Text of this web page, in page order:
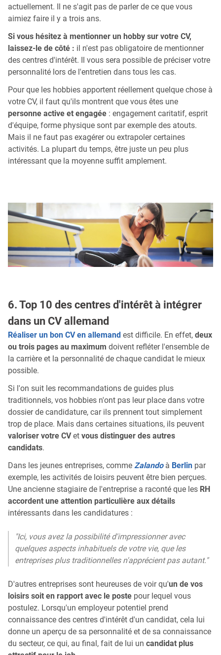
actuellement. Il ne s'agit pas de parler de ce que vous
aimiez faire il y a trois ans.
Si vous hésitez à mentionner un hobby sur votre CV,
laissez-le de côté : il n'est pas obligatoire de mentionner
des centres d'intérêt. Il vous sera possible de préciser votre
personnalité lors de l'entretien dans tous les cas.
Pour que les hobbies apportent réellement quelque chose à
votre CV, il faut qu'ils montrent que vous êtes une
personne active et engagée : engagement caritatif, esprit
d'équipe, forme physique sont par exemple des atouts.
Mais il ne faut pas exagérer ou extrapoler certaines
activités. La plupart du temps, être juste un peu plus
intéressant que la moyenne suffit amplement.
6. Top 10 des centres d'intérêt à intégrer
dans un CV allemand
Réaliser un bon CV en allemand est difficile. En effet, deux
ou trois pages au maximum doivent refléter l'ensemble de
la carrière et la personnalité de chaque candidat le mieux
possible.
Si l'on suit les recommandations de guides plus
traditionnels, vos hobbies n'ont pas leur place dans votre
dossier de candidature, car ils prennent tout simplement
trop de place. Mais dans certaines situations, ils peuvent
valoriser votre CVet vous distinguer des autres
candidats.
Dans les jeunes entreprises, comme Zalandoà Berlin par
exemple, les activités de loisirs peuvent être bien perçues.
Une ancienne stagiaire de l'entreprise a raconté que les RH
accordent une attention particulière aux détails
intéressants dans les candidatures :
"Ici, vous avez la possibilité d'impressionner avec
quelques aspects inhabituels de votre vie, que les
entreprises plus traditionnelles n'apprécient pas autant."
D'autres entreprises sont heureuses de voir qu'un de vos
loisirs soit en rapport avec le poste pour lequel vous
postulez. Lorsqu'un employeur potentiel prend
connaissance des centres d'intérêt d'un candidat, cela lui
donne un aperçu de sa personnalité et de sa connaissance
du secteur, ce qui, au final, fait de lui un candidat plus